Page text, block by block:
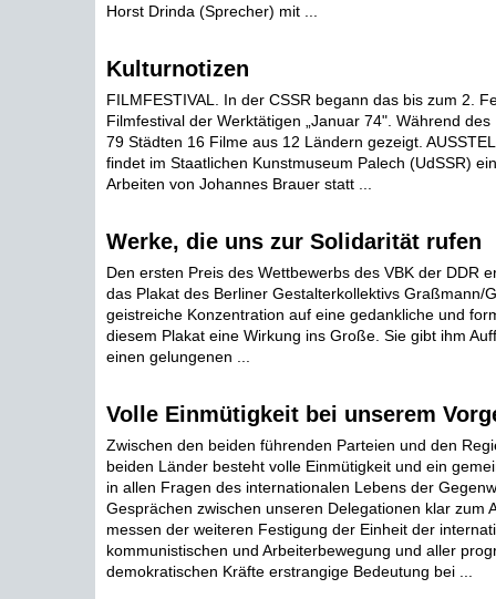
Horst Drinda (Sprecher) mit ...
Kulturnotizen
FILMFESTIVAL. In der CSSR begann das bis zum 2.
Filmfestival der Werktätigen „Januar 74". Während
79 Städten 16 Filme aus 12 Ländern gezeigt.
findet im Staatlichen Kunstmuseum Palech (UdSSR)
Arbeiten von Johannes Brauer statt ...
Werke, die uns zur Solidarität rufen
Den ersten Preis des Wettbewerbs des VBK der DDR
das Plakat des Berliner Gestalterkollektivs Graßmann/
geistreiche Konzentration auf eine gedankliche und
diesem Plakat eine Wirkung ins Große. Sie gibt ihm
einen gelungenen ...
Volle Einmütigkeit bei unserem
Zwischen den beiden führenden Parteien und den
beiden Länder besteht volle Einmütigkeit und ein
in allen Fragen des internationalen Lebens der
Gesprächen zwischen unseren Delegationen klar zum
messen der weiteren Festigung der Einheit der
kommunistischen und Arbeiterbewegung und aller
demokratischen Kräfte erstrangige Bedeutung bei ...